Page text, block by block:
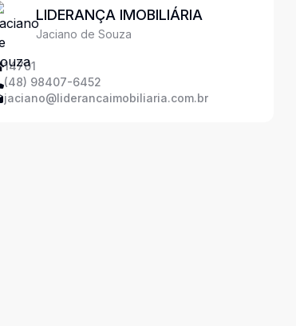
LIDERANÇA IMOBILIÁRIA
Jaciano de Souza
14701
(48) 98407-6452
jaciano@liderancaimobiliaria.com.br